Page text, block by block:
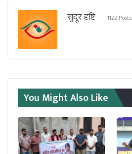
सुदूर दृष्टि 1122 Posts
You Might Also Like